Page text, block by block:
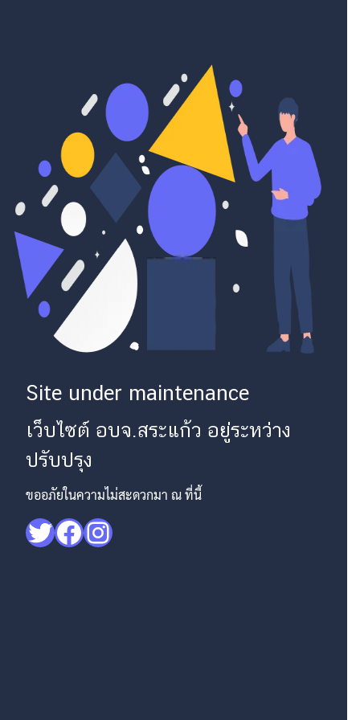
Site under maintenance
เว็บไซต์ อบจ.สระแก้ว อยู่ระหว่าง
ปรับปรุง
ขออภัยในความไม่สะดวกมา ณ ที่นี้
Twitter
Facebook
Instagram